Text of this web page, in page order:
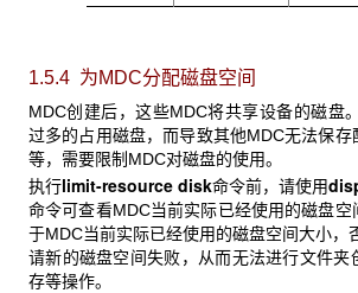
1.5.4 为MDC分配磁盘空间
MDC创建后，这些MDC将共享设备的磁盘
过多的占用磁盘，而导致其他MDC无法保
等，需要限制MDC对磁盘的使用。
执行limit-resource disk命令前，请使用
命令可查看MDC当前实际已经使用的磁盘
于MDC当前实际已经使用的磁盘空间大小，
请新的磁盘空间失败，从而无法进行文件夹
存等操作。